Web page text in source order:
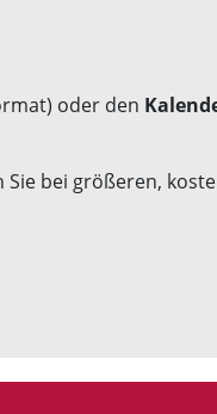
oder den
Sie bei größeren,